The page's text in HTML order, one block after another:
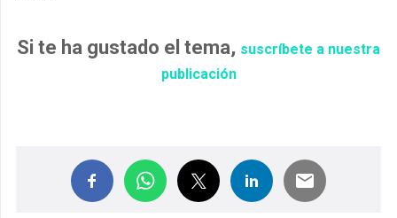
Si te ha gustado el tema, suscríbete a nuestra
publicación